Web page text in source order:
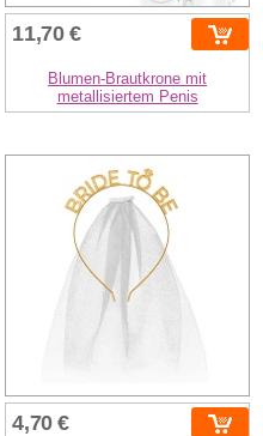
11,70 €
Blumen-Brautkrone mit
metallisiertem Penis
4,70 €